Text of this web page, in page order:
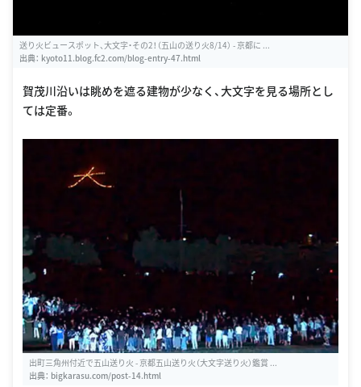
送り火ビュースポット、大文字・その2！（五山の送り火8/14） - 京都に ...
出典： kyoto11.blog.fc2.com/blog-entry-47.html
賀茂川沿いは眺めを遮る建物が少なく、大文字を見る場所とし
ては定番。
出町三角州付近で五山送り火 - 京都五山送り火（大文字送り火）鑑賞 ...
出典： bigkarasu.com/post-14.html